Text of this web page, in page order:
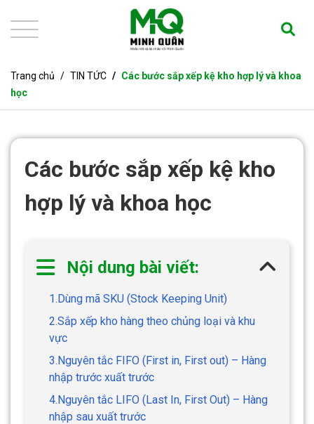
Trang chủ TIN TỨC
Các bước sắp xếp kệ kho hợp lý và khoa
học
Các bước sắp xếp kệ kho
hợp lý và khoa học
Nội dung bài viết:
1.Dùng mã SKU (Stock Keeping Unit)
2.Sắp xếp kho hàng theo chủng loại và khu
vực
3.Nguyên tắc FIFO (First in, First out) – Hàng
nhập trước xuất trước
4.Nguyên tắc LIFO (Last In, First Out) – Hàng
nhập sau xuất trước